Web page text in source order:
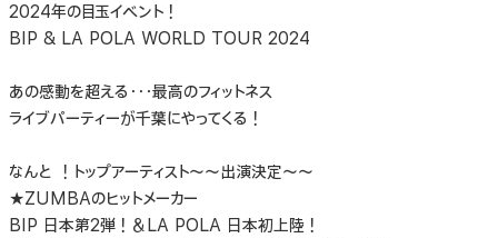
2024年の目玉イベント！
BIP & LA POLA WORLD TOUR 2024
あの感動を超える・・・最高のフィットネス
ライブパーティーが千葉にやってくる！
なんと ！トップアーティスト～～出演決定～～
★ZUMBAのヒットメーカー
BIP 日本第2弾！＆LA POLA 日本初上陸！